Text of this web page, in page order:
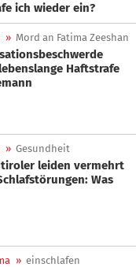
ich wieder ein?
» Mord an Fatima Zeeshan
Haftstrafe
» Gesundheit
Was
» einschlafen